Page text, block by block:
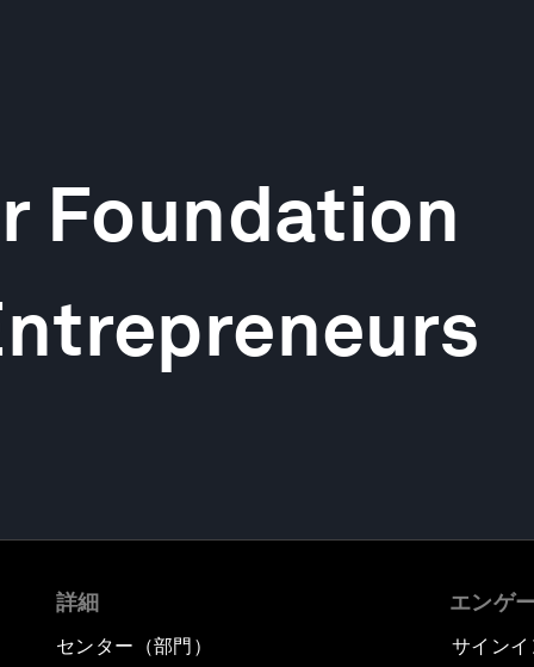
Foundation
詳細
センター（部門）
エンゲ
サインイ